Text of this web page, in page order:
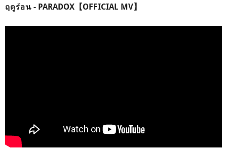
ฤดูร้อน - PARADOX【OFFICIAL MV】